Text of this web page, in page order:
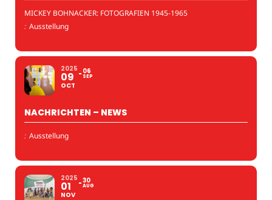
MICKEY BOHNACKER: FOTOGRAFIEN 1945-1965
: Ausstellung
2025
09
OCT
06
SEP
NACHRICHTEN – NEWS
: Ausstellung
2025
01
NOV
30
AUG